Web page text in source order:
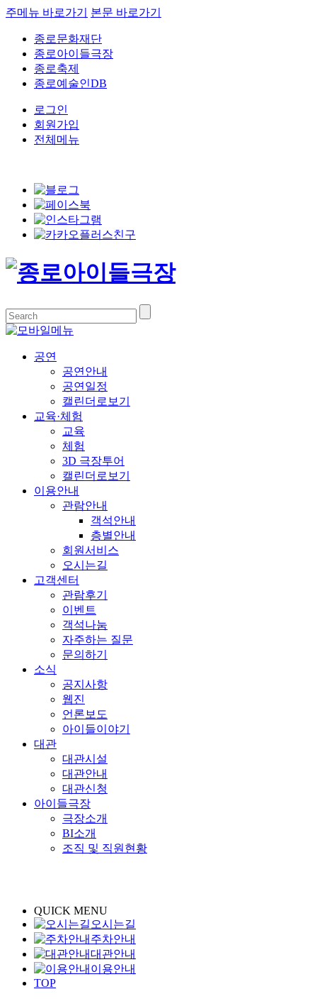
주메뉴 바로가기 본문 바로가기
종로문화재단
종로아이들극장
종로축제
종로예술인DB
로그인
회원가입
전체메뉴
공연
공연안내
공연일정
캘린더로보기
교육·체험
교육
체험
3D 극장투어
캘린더로보기
이용안내
관람안내
객석안내
층별안내
회원서비스
오시는길
고객센터
관람후기
이벤트
객석나눔
자주하는 질문
문의하기
소식
공지사항
웹진
언론보도
아이들이야기
대관
대관시설
대관안내
대관신청
아이들극장
극장소개
BI소개
조직 및 직원현황
QUICK MENU
오시는길
주차안내
대관안내
이용안내
TOP